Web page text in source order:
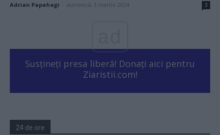
Adrian Papahagi duminică, 3 martie 2024 3
Susțineți presa liberă! Donați aici pentru
Ziaristii.com!
24 de ore